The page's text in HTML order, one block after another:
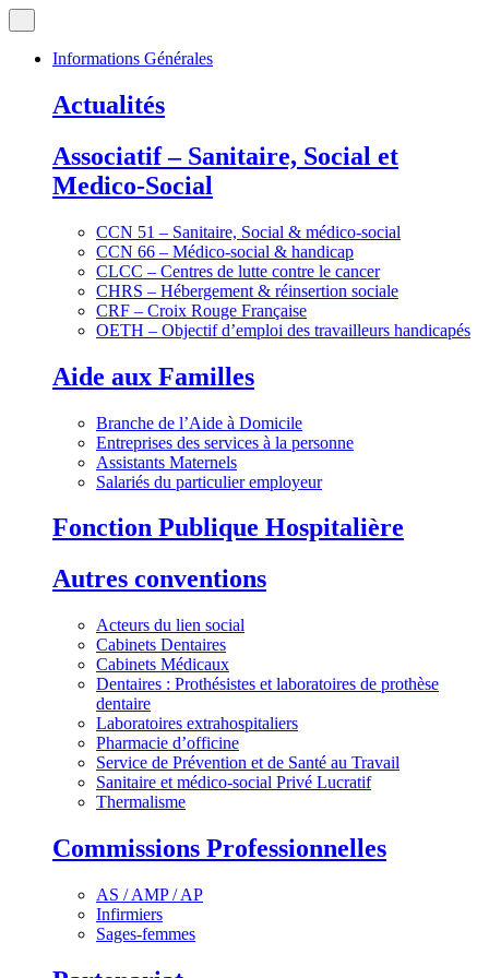
Informations Générales
Actualités
Associatif – Sanitaire, Social et
Medico-Social
CCN 51 – Sanitaire, Social & médico-social
CCN 66 – Médico-social & handicap
CLCC – Centres de lutte contre le cancer
CHRS – Hébergement & réinsertion sociale
CRF – Croix Rouge Française
OETH – Objectif d’emploi des travailleurs handicapés
Aide aux Familles
Branche de l’Aide à Domicile
Entreprises des services à la personne
Assistants Maternels
Salariés du particulier employeur
Fonction Publique Hospitalière
Autres conventions
Acteurs du lien social
Cabinets Dentaires
Cabinets Médicaux
Dentaires : Prothésistes et laboratoires de prothèse
dentaire
Laboratoires extrahospitaliers
Pharmacie d’officine
Service de Prévention et de Santé au Travail
Sanitaire et médico-social Privé Lucratif
Thermalisme
Commissions Professionnelles
AS / AMP / AP
Infirmiers
Sages-femmes